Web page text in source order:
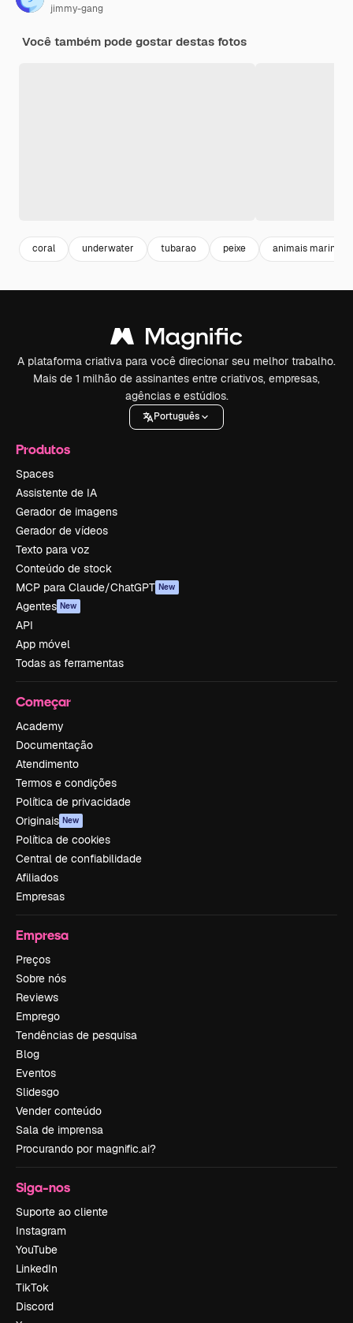
jimmy-gang
Você também pode gostar destas fotos
coral underwater tubarao peixe animais marinhos
A plataforma criativa para você direcionar seu melhor trabalho.
Mais de 1 milhão de assinantes entre criativos, empresas,
agências e estúdios.
Português
Produtos
Spaces
Assistente de IA
Gerador de imagens
Gerador de vídeos
Texto para voz
Conteúdo de stock
MCP para Claude/ChatGPT New
Agentes New
API
App móvel
Todas as ferramentas
Começar
Academy
Documentação
Atendimento
Termos e condições
Política de privacidade
Originais New
Política de cookies
Central de confiabilidade
Afiliados
Empresas
Empresa
Preços
Sobre nós
Reviews
Emprego
Tendências de pesquisa
Blog
Eventos
Slidesgo
Vender conteúdo
Sala de imprensa
Procurando por magnific.ai?
Siga-nos
Suporte ao cliente
Instagram
YouTube
LinkedIn
TikTok
Discord